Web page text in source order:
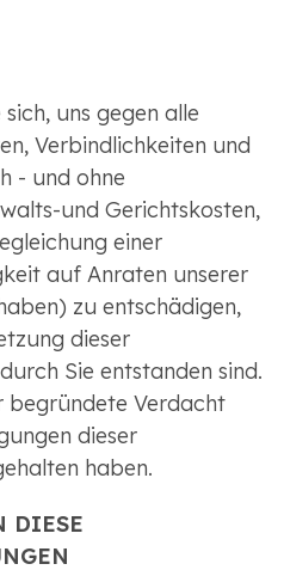
uns gegen alle
Verbindlichkeiten und
- und ohne
und Gerichtskosten,
einer
auf Anraten unserer
zu entschädigen,
dieser
Sie entstanden sind.
begründete Verdacht
dieser
haben.
DIESE